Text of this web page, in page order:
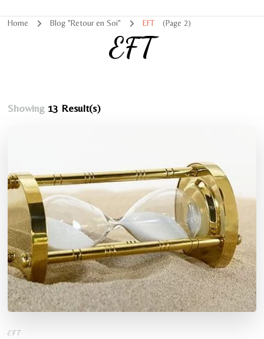
Home Blog "Retour en Soi" EFT (Page 2)
EFT
Showing 13 Result(s)
EFT